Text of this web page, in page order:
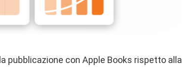
pubblicazione con Apple Books rispetto alla